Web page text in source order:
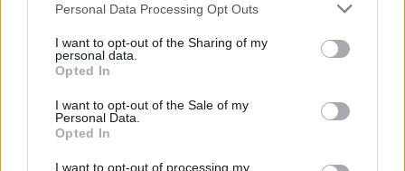
Personal Data Processing Opt Outs
I want to opt-out of the Sharing of my
personal data.
Opted In
I want to opt-out of the Sale of my
Personal Data.
Opted In
I want to opt-out of processing my
δήλωσε η εκπρόσωπος του Λευκού Οίκου, η
Καρίν Ζαν-Πιερ.